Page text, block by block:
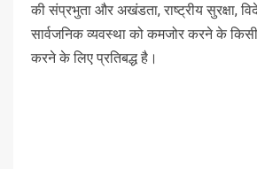
की संप्रभुता और अखंडता, राष्ट्रीय सुरक्षा,
सार्वजनिक व्यवस्था को कमजोर करने के
करने के लिए प्रतिबद्ध है।